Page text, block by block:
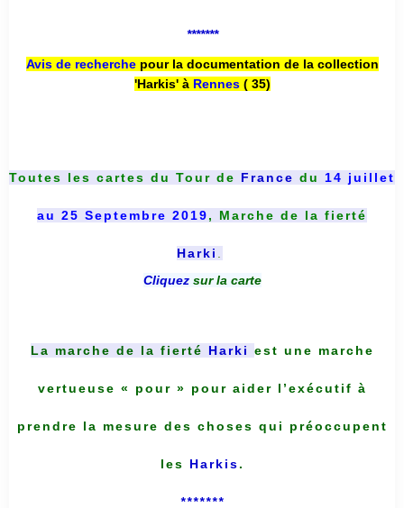
*******
Avis de recherche pour la documentation de la collection
'Harkis' à Rennes( 35)
Toutes les cartes du Tour de France du 14 juillet
au 25 Septembre 2019, Marche de la fierté
Harki .
Cliquez sur la carte
La marche de la fierté Harki est une marche
vertueuse « pour » pour aider l’exécutif à
prendre la mesure des choses qui préoccupent
les Harkis.
*******